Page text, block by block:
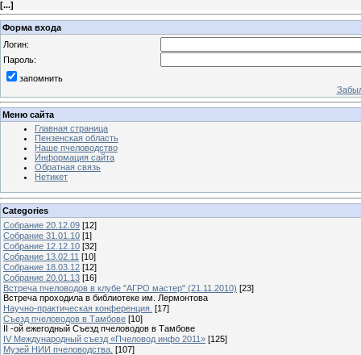
[...]
Форма входа
Логин:
Пароль:
запомнить
Меню сайта
Главная страница
Пензенская область
Наше пчеловодство
Информация сайта
Обратная связь
Нетикет
Categories
Собрание 20.12.09 [12]
Собрание 31.01.10 [1]
Собрание 12.12.10 [32]
Собрание 13.02.11 [10]
Собрание 18.03.12 [12]
Собрание 20.01.13 [16]
Встреча пчеловодов в клубе "АГРО мастер" (21.11.2010) [23]
Встреча проходила в библиотеке им. Лермонтова
Научно-практическая конференция. [17]
Съезд пчеловодов в Тамбове [10]
II -ой ежегодный Съезд пчеловодов в Тамбове
IV Международный съезд «Пчеловод инфо 2011» [125]
Музей НИИ пчеловодства. [107]